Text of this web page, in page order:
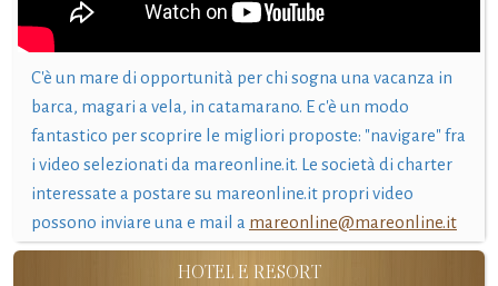
C'è un mare di opportunità per chi sogna una vacanza in
barca, magari a vela, in catamarano. E c'è un modo
fantastico per scoprire le migliori proposte: "navigare" fra
i video selezionati da mareonline.it. Le società di charter
interessate a postare su mareonline.it propri video
possono inviare una e mail a mareonline@mareonline.it
HOTEL E RESORT